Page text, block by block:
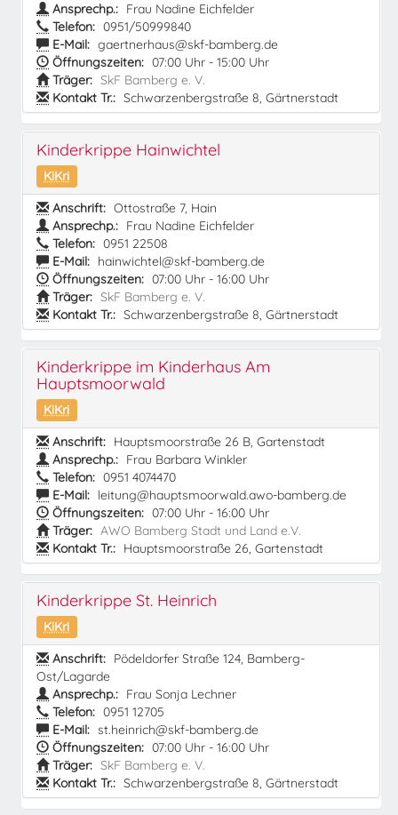
Ansprechp.: Frau Nadine Eichfelder
Telefon: 0951/50999840
E-Mail: gaertnerhaus@skf-bamberg.de
Öffnungszeiten: 07:00 Uhr - 15:00 Uhr
Träger: SkF Bamberg e. V.
Kontakt Tr.: Schwarzenbergstraße 8, Gärtnerstadt
Kinderkrippe Hainwichtel
KiKri
Anschrift: Ottostraße 7, Hain
Ansprechp.: Frau Nadine Eichfelder
Telefon: 0951 22508
E-Mail: hainwichtel@skf-bamberg.de
Öffnungszeiten: 07:00 Uhr - 16:00 Uhr
Träger: SkF Bamberg e. V.
Kontakt Tr.: Schwarzenbergstraße 8, Gärtnerstadt
Kinderkrippe im Kinderhaus Am
Hauptsmoorwald
KiKri
Anschrift: Hauptsmoorstraße 26 B, Gartenstadt
Ansprechp.: Frau Barbara Winkler
Telefon: 0951 4074470
E-Mail: leitung@hauptsmoorwald.awo-bamberg.de
Öffnungszeiten: 07:00 Uhr - 16:00 Uhr
Träger: AWO Bamberg Stadt und Land e.V.
Kontakt Tr.: Hauptsmoorstraße 26, Gartenstadt
Kinderkrippe St. Heinrich
KiKri
Anschrift: Pödeldorfer Straße 124, Bamberg-
Ost/Lagarde
Ansprechp.: Frau Sonja Lechner
Telefon: 0951 12705
E-Mail: st.heinrich@skf-bamberg.de
Öffnungszeiten: 07:00 Uhr - 16:00 Uhr
Träger: SkF Bamberg e. V.
Kontakt Tr.: Schwarzenbergstraße 8, Gärtnerstadt